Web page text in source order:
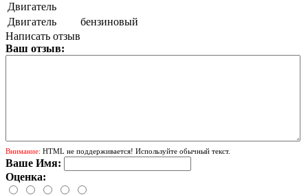
Двигатель
Двигатель
бензиновый
Написать отзыв
Ваш отзыв:
Внимание: HTML не поддерживается! Используйте обычный текст.
Ваше Имя:
Оценка: